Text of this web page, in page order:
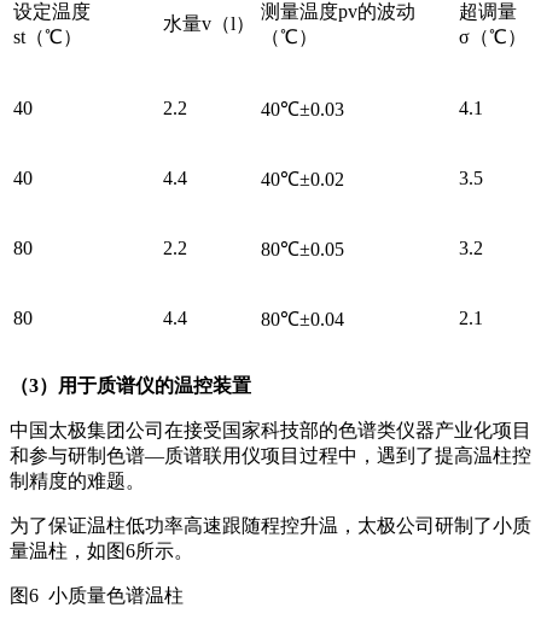
设定温度
st（℃）
水量v（l）
测量温度pv的波动
（℃）
超调量
σ（℃）
40 2.2 40℃±0.03 4.1
40 4.4 40℃±0.02 3.5
80 2.2 80℃±0.05 3.2
80 4.4 80℃±0.04 2.1
（3） 用于质谱仪的温控装置
中国太极集团公司在接受国家科技部的色谱类仪器产业化项目
和参与研制色谱—质谱联用仪项目过程中，遇到了提高温柱控
制精度的难题。
为了保证温柱低功率高速跟随程控升温，太极公司研制了小质
量温柱，如图6所示。
图6 小质量色谱温柱